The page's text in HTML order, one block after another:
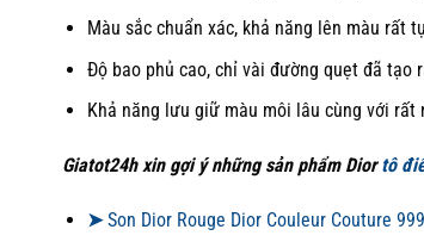
Màu sắc chuẩn xác, khả năng lên màu rất
Độ bao phủ cao, chỉ vài đường quẹt đã tạo
Khả năng lưu giữ màu môi lâu cùng với
Giatot24h xin gợi ý những sản phẩm Diortô
➤Son Dior Rouge Dior Couleur Couture 999